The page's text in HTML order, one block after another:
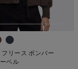
リース ボンバー
ベル